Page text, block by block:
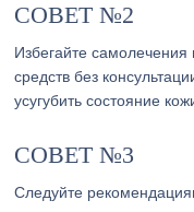
СОВЕТ №2
Избегайте
средств без
усугубить состояние
СОВЕТ №3
Следуйте